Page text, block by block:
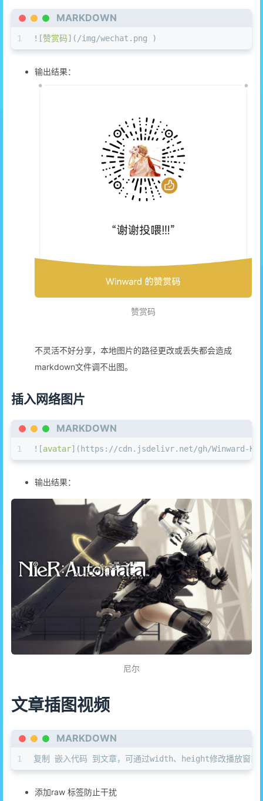
MARKDOWN
1 ![赞赏码]( /img/wechat.png )
输出结果：
赞赏码
不灵活不好分享，本地图片的路径更改或丢失都会造成
markdown文件调不出图。
插入网络图片
MARKDOWN
1 ![avatar]( https://cdn.jsdelivr.net/gh/Winward-King/
输出结果：
尼尔
文章插图视频
MARKDOWN
1 复制 嵌入代码 到文章，可通过width、height修改播放窗口
添加raw 标签防止干扰